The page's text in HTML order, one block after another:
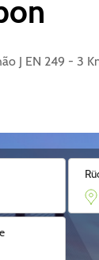
J EN 249 - 3
Station